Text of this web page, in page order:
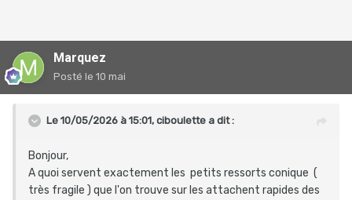
Marquez
Posté le 10 mai
Le 10/05/2026 à 15:01, ciboulette a dit :
Bonjour,
A quoi servent exactement les petits ressorts conique (
très fragile ) que l'on trouve sur les attachent rapides des